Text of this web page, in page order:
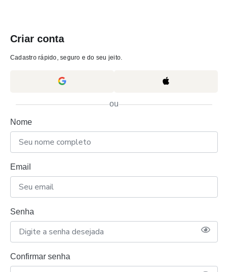
Criar conta
Cadastro rápido, seguro e do seu jeito.
ou
Nome
Email
Senha
Confirmar senha